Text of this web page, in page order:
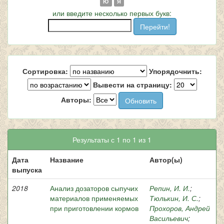
или введите несколько первых букв:
Сортировка:
Упорядочнить:
Вывести на страницу:
Авторы:
Результаты с 1 по 1 из 1
Дата
выпуска
Название Автор(ы)
2018
Анализ дозаторов сыпучих
материалов применяемых
при приготовлении кормов
Репин, И. И.;
Тюлькин, И. С.;
Прохоров, Андрей
Васильевич;